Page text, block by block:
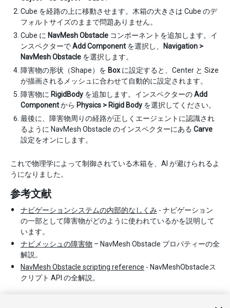
Cube を経路の上に移動させます。木箱の大きさは Cube のデ
フォルトサイズのままで問題ありません。
Cube に NavMesh Obstacle コンポーネントを追加します。イ
ンスペクターでAdd Component を選択し、
Navigation >
NavMesh Obstacle を選択します。
障害物の形状（Shape）を Box に設定すると、Center と Size
が描画されるメッシュに合わせて自動的に設定されます。
障害物に RigidBody を追加します。インスペクターのAdd
Componentから Physics > Rigid Body を選択してください。
最後に、障害物周りの経路が正しくエージェントに認識され
るように NavMesh Obstacle のインスペクターにある Carve
設定をオンにします。
これで物理学によって制御されている木箱を、AI が避けられるよ
うになりました。
参考文献
ナビゲーションシステムの内部的なしくみ - ナビゲーション
の一部として障害物がどのように使われているかを説明して
います。
ナビメッシュの障害物 – NavMesh Obstacle プロパティーの全
解説。
NavMesh Obstacle scripting reference - NavMeshObstacleス
クリプト API の全解説。